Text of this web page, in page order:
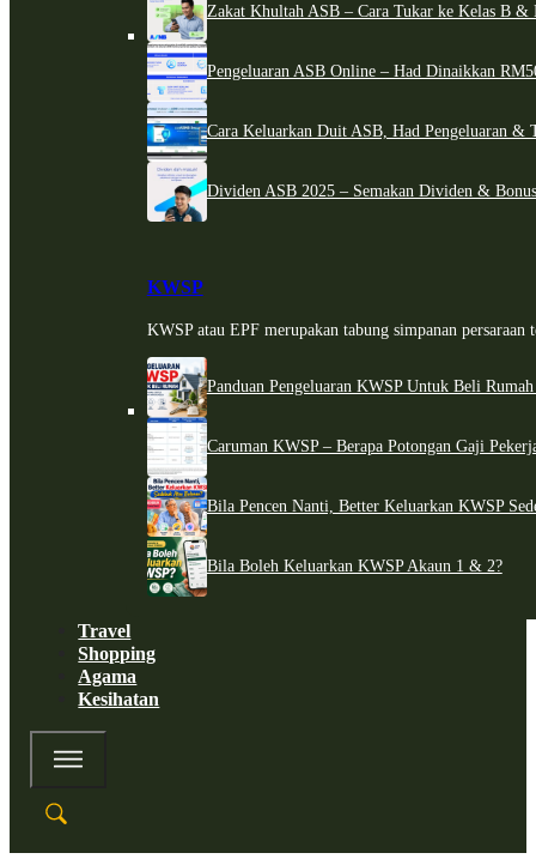
Zakat Khultah ASB – Cara Tukar ke Kelas B &
Pengeluaran ASB Online – Had Dinaikkan
Cara Keluarkan Duit ASB, Had Pengeluaran &
Dividen ASB 2025 – Semakan Dividen &
KWSP
KWSP atau EPF merupakan tabung simpanan persaraan
Panduan Pengeluaran KWSP Untuk Beli
Caruman KWSP – Berapa Potongan Gaji
Bila Pencen Nanti, Better Keluarkan KWSP
Bila Boleh Keluarkan KWSP Akaun 1 & 2?
Travel
Shopping
Agama
Kesihatan